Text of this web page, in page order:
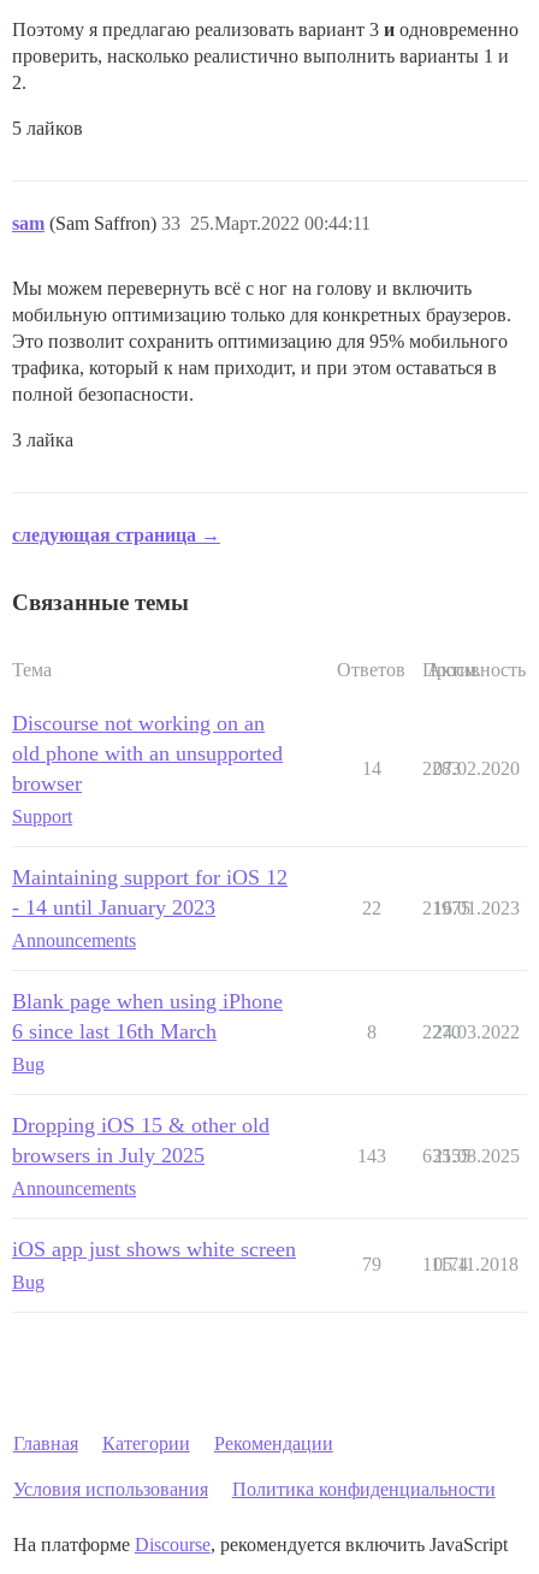
Поэтому я предлагаю реализовать вариант 3 и одновременно
проверить, насколько реалистично выполнить варианты 1 и
2.
5 лайков
sam (Sam Saffron) 25.Март.2022 00:44:11
33
Мы можем перевернуть всё с ног на голову и включить
мобильную оптимизацию только для конкретных браузеров.
Это позволит сохранить оптимизацию для 95% мобильного
трафика, который к нам приходит, и при этом оставаться в
полной безопасности.
3 лайка
следующая страница →
Связанные темы
Тема Ответов Просм.
Активность
Discourse not working on an
old phone with an unsupported
browser
Support
14 2283
07.02.2020
Maintaining support for iOS 12
- 14 until January 2023
Announcements
22 21975
16.01.2023
Blank page when using iPhone
6 since last 16th March
Bug
8 2270
24.03.2022
Dropping iOS 15 & other old
browsers in July 2025
Announcements
143 63555
21.08.2025
iOS app just shows white screen
Bug
79 11174
05.11.2018
Главная Категории Рекомендации
Условия использования Политика конфиденциальности
На платформе Discourse, рекомендуется включить JavaScript